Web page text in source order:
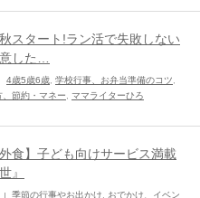
スタート!ラン活で失敗しない
した…
4歳5歳6歳 学校行事、お弁当準備のコツ
節約・マネー
ママライターひろ
外食】子ども向けサービス満載
』
季節の行事やお出かけ, おでかけ、イベン